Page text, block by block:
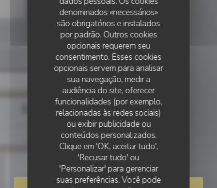
denominados «necessários»
são obrigatórios e instalados
por padrão. Outros cookies
opcionais requerem seu
consentimento. Esses cookies
opcionais servem para analisar
sua navegação, medir a
audiência do site, oferecer
funcionalidades (por exemplo,
relacionadas às redes sociais)
ou exibir publicidade ou
conteúdos personalizados.
Clique em 'OK, aceitar tudo',
'Recusar tudo' ou
'Personalizar' para gerenciar
suas preferências. Você pode
• TOURS
Le Baccara